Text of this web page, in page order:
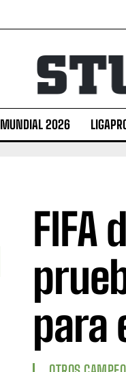
MUNDIAL 2026
FIFA
para